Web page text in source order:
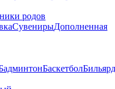
родов
СувенирыДополненная
БаскетболБильярд